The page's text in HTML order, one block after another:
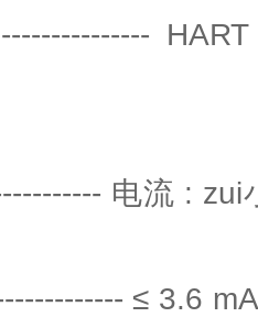
电流 :
≤ 3.6